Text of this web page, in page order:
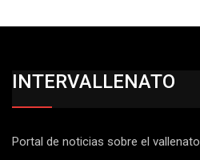
INTERVALLENATO
Portal de noticias sobre el vallenato